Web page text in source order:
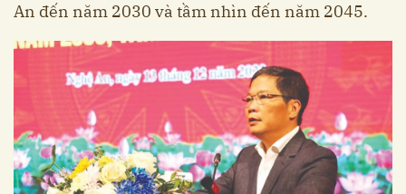
An đến năm 2030 và tầm nhìn đến năm 2045.